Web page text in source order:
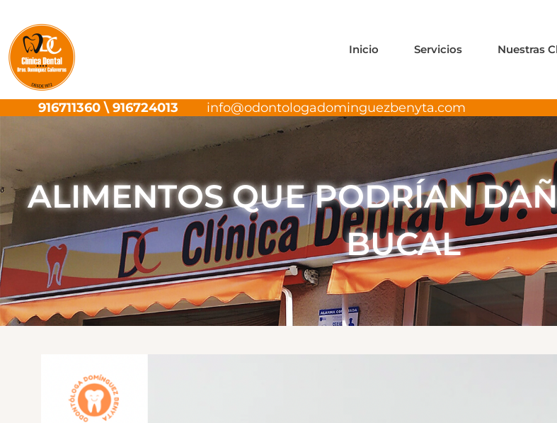
contenido
Inicio Servicios Nuestras
916711360\ 916724013 info@odontologadominguezbenyta.com
ALIMENTOS QUE PODRÍAN
BUCAL